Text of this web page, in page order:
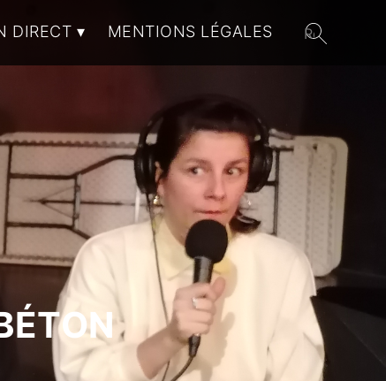
DIRECT MENTIONS LÉGALES